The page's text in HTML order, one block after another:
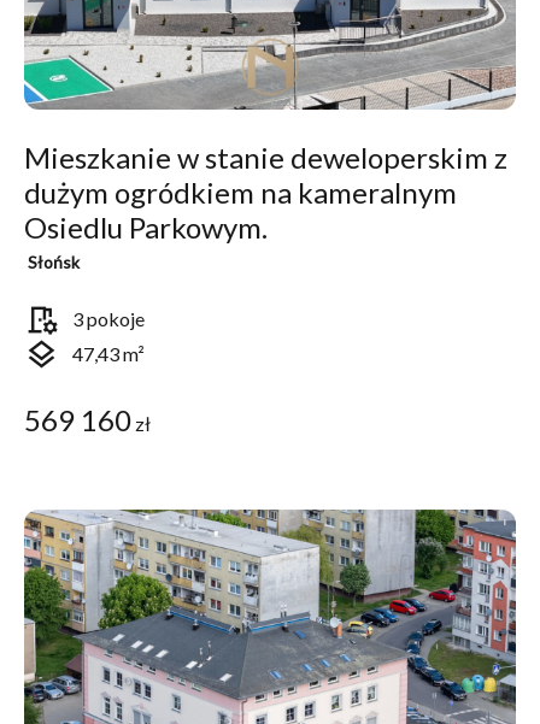
Mieszkanie w stanie deweloperskim z
dużym ogródkiem na kameralnym
Osiedlu Parkowym.
Słońsk
room_preferences 3 pokoje
layers 47,43 m²
569 160 zł